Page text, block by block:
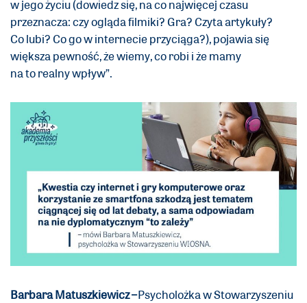
w jego życiu (dowiedz się, na co najwięcej czasu
przeznacza: czy ogląda filmiki? Gra? Czyta artykuły?
Co lubi? Co go w internecie przyciąga?), pojawia się
większa pewność, że wiemy, co robi i że mamy
na to realny wpływ”.
Barbara Matuszkiewicz –Psycholożka w Stowarzyszeniu